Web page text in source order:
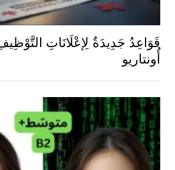
قَوَاعِدُ جَدِيدَةٌ لِإعْلَانَاتِ
أُونتاريو